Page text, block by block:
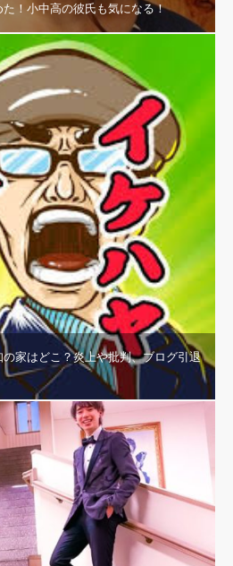
！小中高の彼氏も気になる！
家はどこ？炎上や批判、ブログ引退